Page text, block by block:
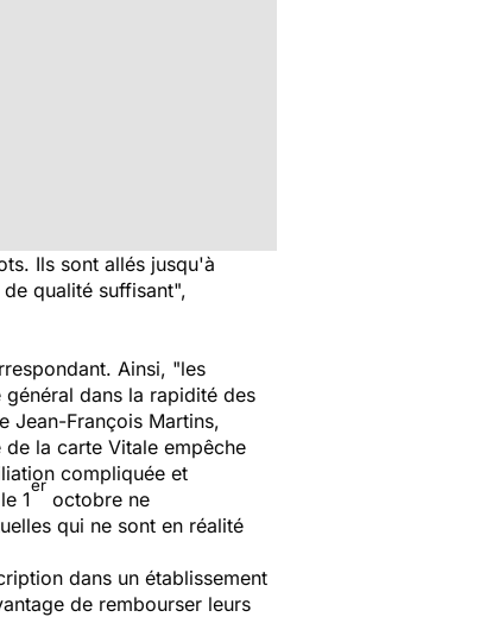
Ils sont allés jusqu'à
qualité suffisant",
Ainsi, "les
dans la rapidité des
Jean-François Martins,
la carte Vitale empêche
compliquée et
1
er
octobre ne
qui ne sont en réalité
dans un établissement
de rembourser leurs